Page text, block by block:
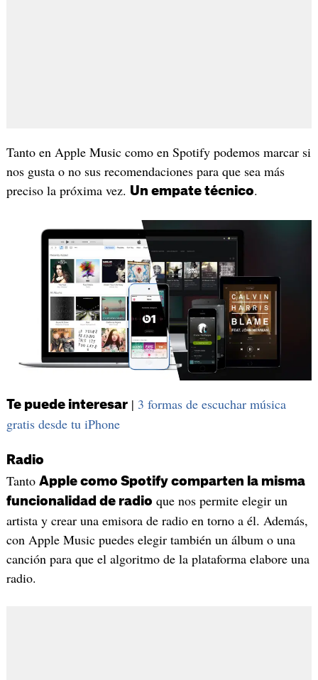
Tanto en Apple Music como en Spotify podemos marcar si
nos gusta o no sus recomendaciones para que sea más
preciso la próxima vez. Un empate técnico.
Te puede interesar| 3 formas de escuchar música
gratis desde tu iPhone
Radio
Tanto Apple como Spotify comparten la misma
funcionalidad de radio que nos permite elegir un
artista y crear una emisora de radio en torno a él. Además,
con Apple Music puedes elegir también un álbum o una
canción para que el algoritmo de la plataforma elabore una
radio.